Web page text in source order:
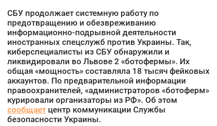
СБУ продолжает системную работу по
предотвращению и обезвреживанию
информационно-подрывной деятельности
иностранных спецслужб против Украины. Так,
киберспециалисты из СБУ обнаружили и
ликвидировали во Львове 2 «ботофермы». Их
общая «мощность» составляла 18 тысяч фейковых
аккаунтов. По предварительной информации
правоохранителей, «администраторов «ботоферм»
курировали организаторы из РФ». Об этом
сообщает центр коммуникации Службы
безопасности Украины.